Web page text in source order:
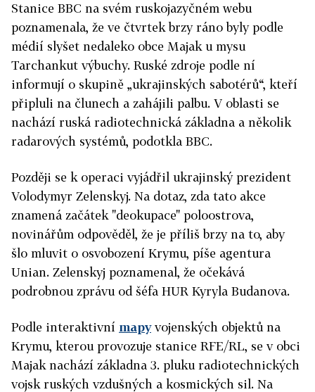
Stanice BBC na svém ruskojazyčném webu
poznamenala, že ve čtvrtek brzy ráno byly podle
médií slyšet nedaleko obce Majak u mysu
Tarchankut výbuchy. Ruské zdroje podle ní
informují o skupině „ukrajinských sabotérů“, kteří
připluli na člunech a zahájili palbu. V oblasti se
nachází ruská radiotechnická základna a několik
radarových systémů, podotkla BBC.
Později se k operaci vyjádřil ukrajinský prezident
Volodymyr Zelenskyj. Na dotaz, zda tato akce
znamená začátek "deokupace" poloostrova,
novinářům odpověděl, že je příliš brzy na to, aby
šlo mluvit o osvobození Krymu, píše agentura
Unian. Zelenskyj poznamenal, že očekává
podrobnou zprávu od šéfa HUR Kyryla Budanova.
Podle interaktivní mapyvojenských objektů na
Krymu, kterou provozuje stanice RFE/RL, se v obci
Majak nachází základna 3. pluku radiotechnických
vojsk ruských vzdušných a kosmických sil. Na